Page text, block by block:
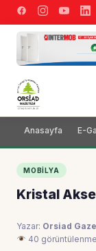
Anasayfa E-
MOBILYA
Kristal
Yazar: Orsiad
40 görüntülenme